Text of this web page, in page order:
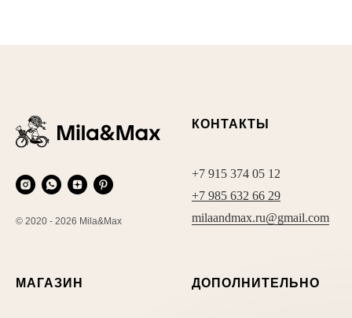
© 2020 - 2026 Mila&Max
КОНТАКТЫ
+7 915 374 05 12
+7 985 632 66 29
milaandmax.ru@gmail.com
МАГАЗИН ДОПОЛНИТЕЛЬНО